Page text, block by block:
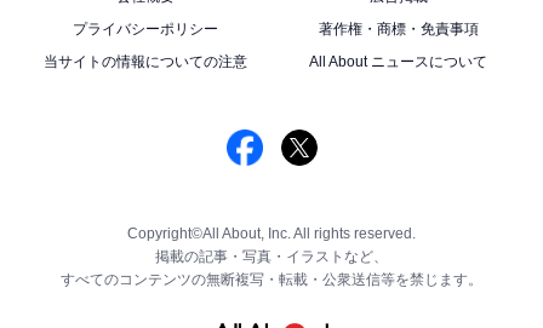
プライバシーポリシー
著作権・商標・免責事項
当サイトの情報についての注意
All About ニュースについて
Copyright©All About, Inc. All rights reserved.
掲載の記事・写真・イラストなど、
すべてのコンテンツの無断複写・転載・公衆送信等を禁じます。